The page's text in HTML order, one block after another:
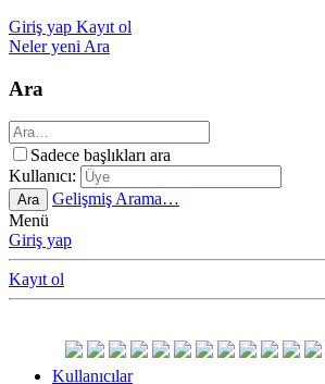
Giriş yap Kayıt ol
Neler yeni Ara
Ara
Sadece başlıkları ara
Kullanıcı:
Ara
Gelişmiş Arama…
Menü
Giriş yap
Kayıt ol
Kullanıcılar